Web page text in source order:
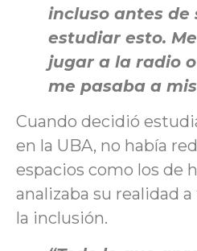
incluso antes de
estudiar esto.
jugar a la radio
me pasaba a
Cuando decidió
en la UBA, no había
espacios como los de
analizaba su realidad
la inclusión.